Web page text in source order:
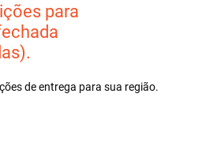
para
de entrega para sua região.